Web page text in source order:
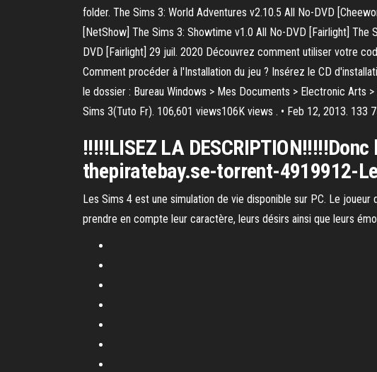
folder. The Sims 3: World Adventures v2.10.5 All No-DVD
[NetShow] The Sims 3: Showtime v1.0 All No-DVD [Fairlight]
DVD [Fairlight] 29 juil. 2020 Découvrez comment utiliser votre
Comment procéder à l'Installation du jeu ? Insérez le CD
le dossier : Bureau Windows > Mes Documents > Electronic Arts
Sims 3(Tuto Fr). 106,601 views106K views . • Feb 12, 2013. 133
!!!!!LISEZ LA
thepiratebay.se-torrent-4919912-
Les Sims 4 est une simulation de vie disponible sur PC. Le
prendre en compte leur caractère, leurs désirs ainsi que leurs